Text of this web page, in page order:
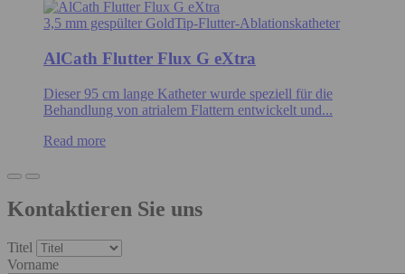
3,5 mm gespülter GoldTip-Flutter-Ablationskatheter
AlCath Flutter Flux G eXtra
Dieser 95 cm lange Katheter wurde speziell für die
Behandlung von atrialem Flattern entwickelt und...
Read more
Kontaktieren Sie uns
Titel
Vorname